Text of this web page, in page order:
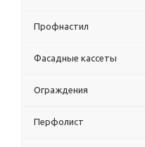
Профнастил
Фасадные кассеты
Ограждения
Перфолист